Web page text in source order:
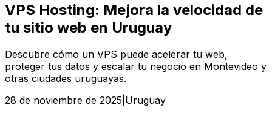
VPS Hosting: Mejora la velocidad de
tu sitio web en Uruguay
Descubre cómo un VPS puede acelerar tu web,
proteger tus datos y escalar tu negocio en Montevideo y
otras ciudades uruguayas.
28 de noviembre de 2025 Uruguay